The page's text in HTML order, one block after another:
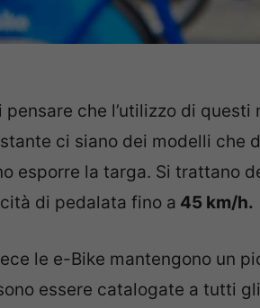
che l’utilizzo di
ci siano dei modelli che
esporre la targa. Si trattano
di pedalata fino a 45 km/h.
le e-Bike mantengono un
essere catalogate a tutti